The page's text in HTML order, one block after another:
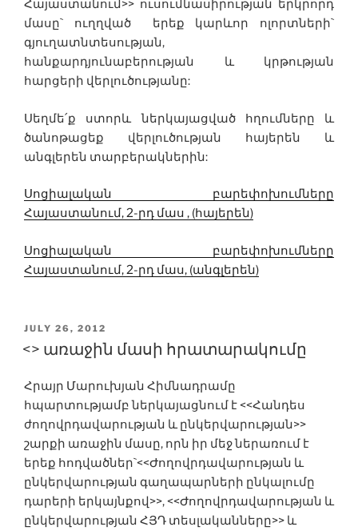
Հայաստանում>> ուսումնասիրության երկրորդ
մասը` ուղղված երեք կարևոր ոլորտների`
գյուղատնտեսության,
հանքարդյունաբերության և կրթության
հարցերի վերլուծությանը:
Սեղմե՛ք ստորև ներկայացված հղումները և
ծանոթացեք վերլուծության հայերեն և
անգլերեն տարբերակներին:
Սոցիալական բարեփոխումները
Հայաստանում, 2-րդ մաս , (հայերեն)
Սոցիալական բարեփոխումները
Հայաստանում, 2-րդ մաս, (անգլերեն)
POSTED
JULY 26, 2012
<> առաջին մասի հրատարակումը
Հրայր Մարուխյան Հիմնադրամը
հպարտությամբ ներկայացնում է <<Հանդես
ժողովրդավարության և ընկերվարության>>
շարքի առաջին մասը, որն իր մեջ ներառում է
երեք հոդվածներ`<<Ժողովրդավարության և
ընկերվարության գաղապարների ընկալումը
դարերի երկայնքով>>, <<Ժողովրդավարության և
ընկերվարության ՀՅԴ տեսլականները>> և